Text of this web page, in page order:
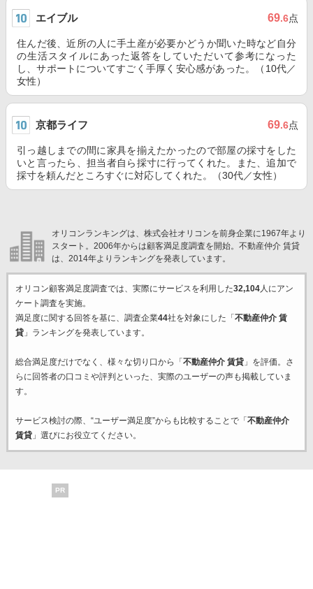
エイブル 69.6点
住んだ後、近所の人に手土産が必要かどうか聞いた時など自分
の生活スタイルにあった返答をしていただいて参考になった
し、サポートについてすごく手厚く安心感があった。（10代／
女性）
京都ライフ 69.6点
引っ越しまでの間に家具を揃えたかったので部屋の採寸をした
いと言ったら、担当者自ら採寸に行ってくれた。また、追加で
採寸を頼んだところすぐに対応してくれた。（30代／女性）
オリコンランキングは、株式会社オリコンを前身企業に1967年より
スタート。2006年からは顧客満足度調査を開始。不動産仲介 賃貸
は、2014年よりランキングを発表しています。
オリコン顧客満足度調査では、実際にサービスを利用した32,104人にアン
ケート調査を実施。
満足度に関する回答を基に、調査企業44社を対象にした「 不動産仲介 賃
貸」ランキングを発表しています。
総合満足度だけでなく、様々な切り口から「 不動産仲介 賃貸」を評価。さ
らに回答者の口コミや評判といった、実際のユーザーの声も掲載していま
す。
サービス検討の際、“ユーザー満足度”からも比較することで「 不動産仲介
賃貸」選びにお役立てください。
PR